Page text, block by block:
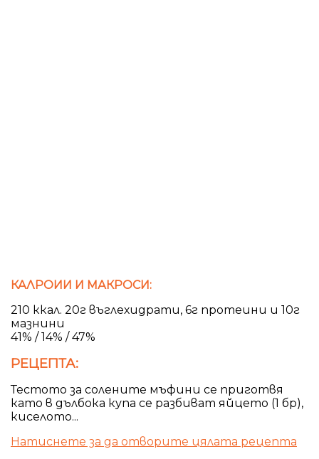
КАЛРОИИ И МАКРОСИ:
210 ккал. 20г въглехидрати, 6г протеини и 10г
мазнини
41% / 14% / 47%
РЕЦЕПТА:
Тестото за солените мъфини се приготвя
като в дълбока купа се разбиват яйцето (1 бр),
киселото...
Натиснете за да отворите цялата рецепта